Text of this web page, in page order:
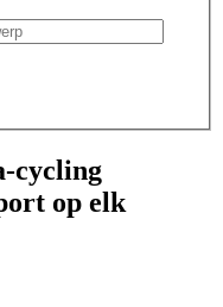
cycling
op elk